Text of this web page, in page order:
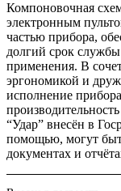
Компоновочная
электронным
частью прибора,
долгий срок
применения. В
эргономикой и
исполнение
“Удар” внесён в
помощью, могут
документах и